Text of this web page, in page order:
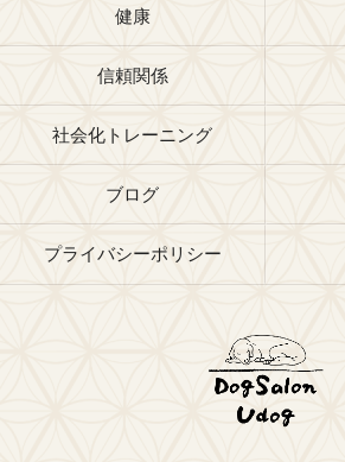
健康
信頼関係
社会化トレーニング
ブログ
プライバシーポリシー